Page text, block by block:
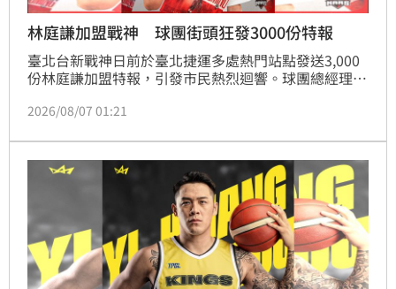
林庭謙加盟戰神 球團街頭狂發3000份特報
臺北台新戰神日前於臺北捷運多處熱門站點發送3,000
份林庭謙加盟特報，引發市民熱烈迴響。球團總經理林
隊，邀請市民共同參與林庭謙加盟的重要時刻。林庭謙
新賽季進場應援。活動現場吸引大批民眾索取，更有鐵
粉跨區蒐集，盛況空前。
2026/08/07 01:21